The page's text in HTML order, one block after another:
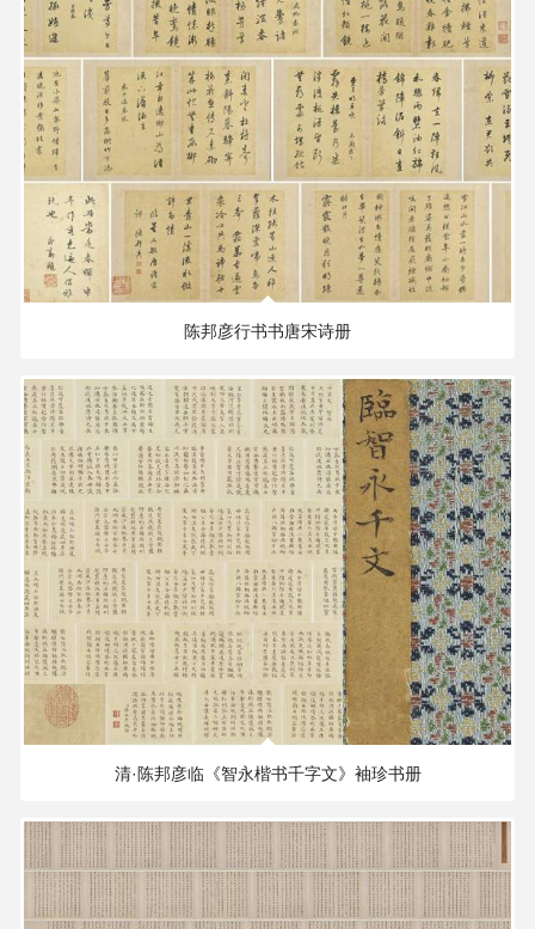
陈邦彦行书书唐宋诗册
清·陈邦彦临《智永楷书千字文》袖珍书‌册
224.23 MB 2829×2122 PX
178.29 MB 7758×7999 PX